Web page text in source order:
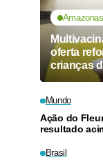
Amazonas
oferta
crianças
Mundo
Ação do
resultado
Brasil